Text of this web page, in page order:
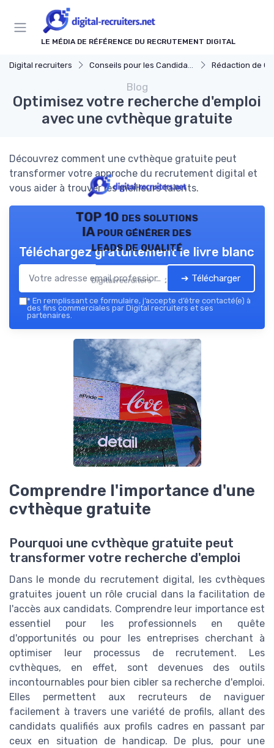
LE MÉDIA DE RÉFÉRENCE DU RECRUTEMENT DIGITAL
Digital recruiters Conseils pour les Candidats Rédaction de CV et
Blog
Optimisez votre recherche d'emploi
avec une cvthèque gratuite
Découvrez comment une cvthèque gratuite peut
transformer votre approche du recrutement digital et
vous aider à trouver les meilleurs talents.
TOP 10 des solutions
IA pour générer des
leads de qualité
Digital recruiters — 2026
Téléchargez gratuitement le livre blanc
➔ Télécharger
* En remplissant ce formulaire, j’accepte d’être contacté(e) à
des fins commerciales par Digital recruiters et ses
partenaires.
Comprendre l'importance d'une
cvthèque gratuite
Pourquoi une cvthèque gratuite peut
transformer votre recherche d'emploi
Dans le monde du recrutement digital, les cvthèques
gratuites jouent un rôle crucial dans la facilitation de
l'accès aux candidats. Comprendre leur importance est
essentiel pour les professionnels en quête
d'opportunités ou pour les entreprises cherchant à
optimiser leur processus de recrutement. Les
cvthèques, en effet, sont devenues des outils
incontournables pour bien cibler sa recherche d'emploi.
Elles permettent aux recruteurs de naviguer
facilement à travers une variété de profils, allant des
candidats qualifiés aux profils cadres en passant par
ceux en situation de handicap. De plus, pour une
Panneau de gestion des cookies